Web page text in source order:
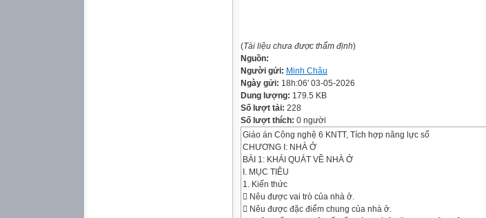
(Tài liệu chưa được thẩm định)
Nguồn:
Người gửi: Minh Châu
Ngày gửi: 18h:06' 03-05-2026
Dung lượng: 179.5 KB
Số lượt tải: 228
Số lượt thích: 0 người
Giáo án Công nghệ 6 KNTT, Tích hợp năng lực số
CHƯƠNG I: NHÀ Ở
BÀI 1: KHÁI QUÁT VỀ NHÀ Ở
I. MỤC TIÊU
1. Kiến thức
 Nêu được vai trò của nhà ở.
 Nêu được đặc điểm chung của nhà ở.